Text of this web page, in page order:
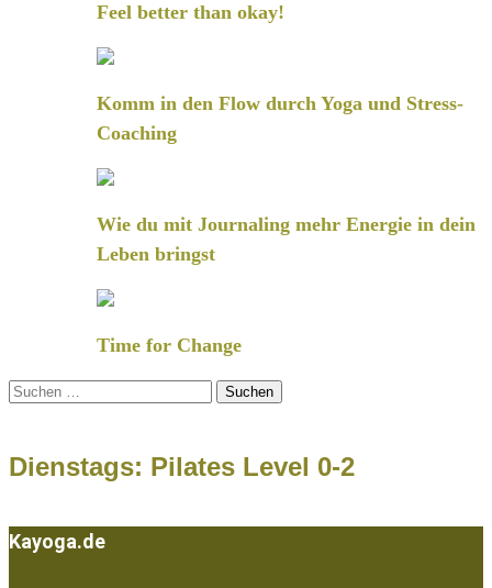
Feel better than okay!
Komm in den Flow durch Yoga und Stress-
Coaching
Wie du mit Journaling mehr Energie in dein
Leben bringst
Time for Change
Suchen
nach:
Dienstags: Pilates Level 0-2
Kayoga.de